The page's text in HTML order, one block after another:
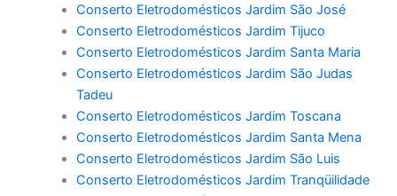
Conserto Eletrodomésticos Jardim São José
Conserto Eletrodomésticos Jardim Tijuco
Conserto Eletrodomésticos Jardim Santa Maria
Conserto Eletrodomésticos Jardim São Judas
Tadeu
Conserto Eletrodomésticos Jardim Toscana
Conserto Eletrodomésticos Jardim Santa Mena
Conserto Eletrodomésticos Jardim São Luis
Conserto Eletrodomésticos Jardim Tranqüilidade